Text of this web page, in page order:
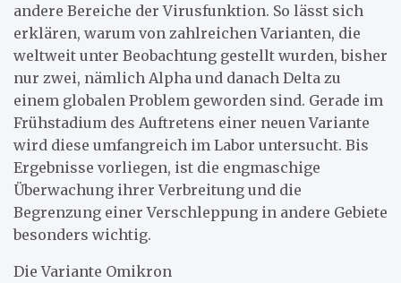
andere Bereiche der Virusfunktion. So lässt sich
erklären, warum von zahlreichen Varianten, die
weltweit unter Beobachtung gestellt wurden, bisher
nur zwei, nämlich Alpha und danach Delta zu
einem globalen Problem geworden sind. Gerade im
Frühstadium des Auftretens einer neuen Variante
wird diese umfangreich im Labor untersucht. Bis
Ergebnisse vorliegen, ist die engmaschige
Überwachung ihrer Verbreitung und die
Begrenzung einer Verschleppung in andere Gebiete
besonders wichtig.
Die Variante Omikron